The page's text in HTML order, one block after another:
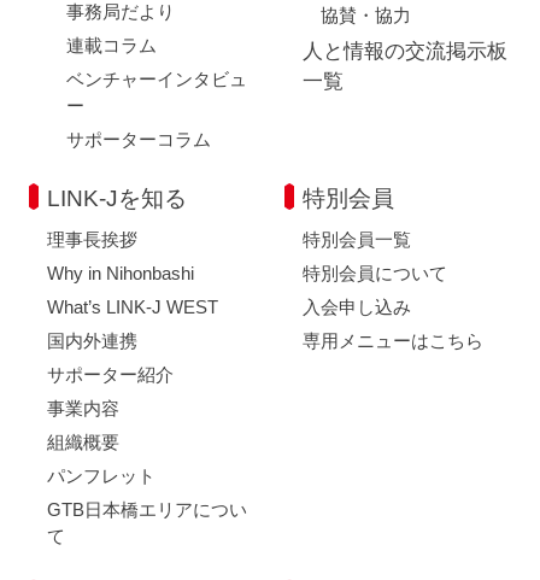
事務局だより
連載コラム
ベンチャーインタビュ
ー
サポーターコラム
協賛・協力
人と情報の交流掲示板
一覧
LINK-Jを知る
理事長挨拶
Why in Nihonbashi
What’s LINK-J WEST
国内外連携
サポーター紹介
事業内容
組織概要
パンフレット
GTB日本橋エリアについ
て
特別会員
特別会員一覧
特別会員について
入会申し込み
専用メニューはこちら